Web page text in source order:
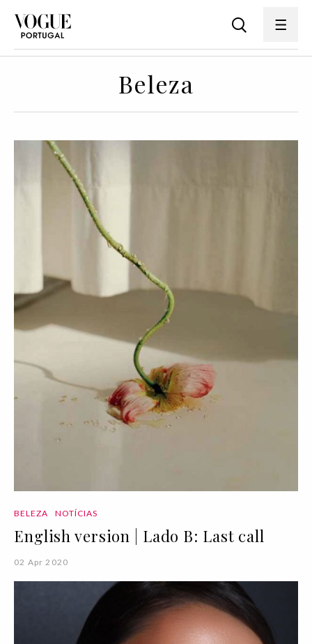
Beleza
BELEZA NOTÍCIAS
English version | Lado B: Last call
02 Apr 2020